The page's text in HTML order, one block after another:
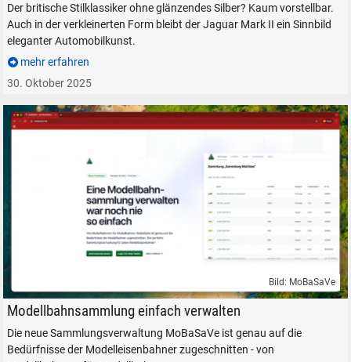
Der britische Stilklassiker ohne glänzendes Silber? Kaum vorstellbar.
Auch in der verkleinerten Form bleibt der Jaguar Mark II ein Sinnbild
eleganter Automobilkunst.
mehr erfahren
30. Oktober 2025
Modellbahnsammlung Verwaltung Modelleisenbahn Daten Website
Bild: MoBaSaVe
Modellbahnsammlung einfach verwalten
Die neue Sammlungsverwaltung MoBaSaVe ist genau auf die
Bedürfnisse der Modelleisenbahner zugeschnitten - von